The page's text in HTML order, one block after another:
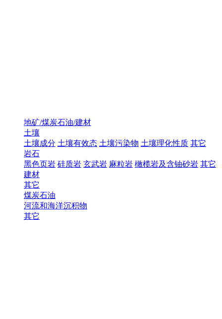
地矿/煤炭石油/建材
土壤
土壤成分 土壤有效态 土壤污染物 土壤理化性质 其它
岩石
黑色页岩 硅质岩 玄武岩 麻粒岩 橄榄岩及含铀砂岩 其它
建材
其它
煤炭石油
河流和海洋沉积物
其它